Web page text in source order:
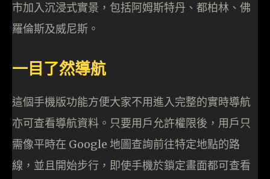
市加入沉浸式實景，包括阿姆斯特丹、都柏林、佛
羅倫斯及威尼斯。
一目了然導航
這個手機版功能方便大家不用進入完整的實時導航
亦可查看導航資料。只要用戶允許權限後，用戶只
需像平時在 Google 地圖查詢前往特定地點的路
線，並且開始步行，即使手機於鎖定畫面都可查看